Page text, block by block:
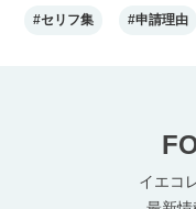
#セリフ集 #申請理由
イエコ